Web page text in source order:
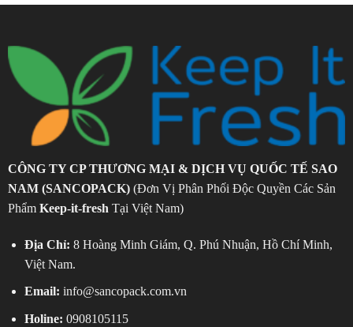
CÔNG TY CP THƯƠNG MẠI & DỊCH VỤ QUỐC TẾ SAO
NAM (SANCOPACK)(Đơn Vị Phân Phối Độc Quyền Các Sản
Phẩm Keep-it-fresh Tại Việt Nam)
Địa Chỉ: 8 Hoàng Minh Giám, Q. Phú Nhuận, Hồ Chí Minh,
Việt Nam.
Email: info@sancopack.com.vn
Holine: 0908105115